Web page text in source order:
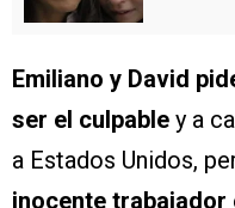
Emiliano y David
ser el culpable y a
a Estados Unidos,
inocente trabajador